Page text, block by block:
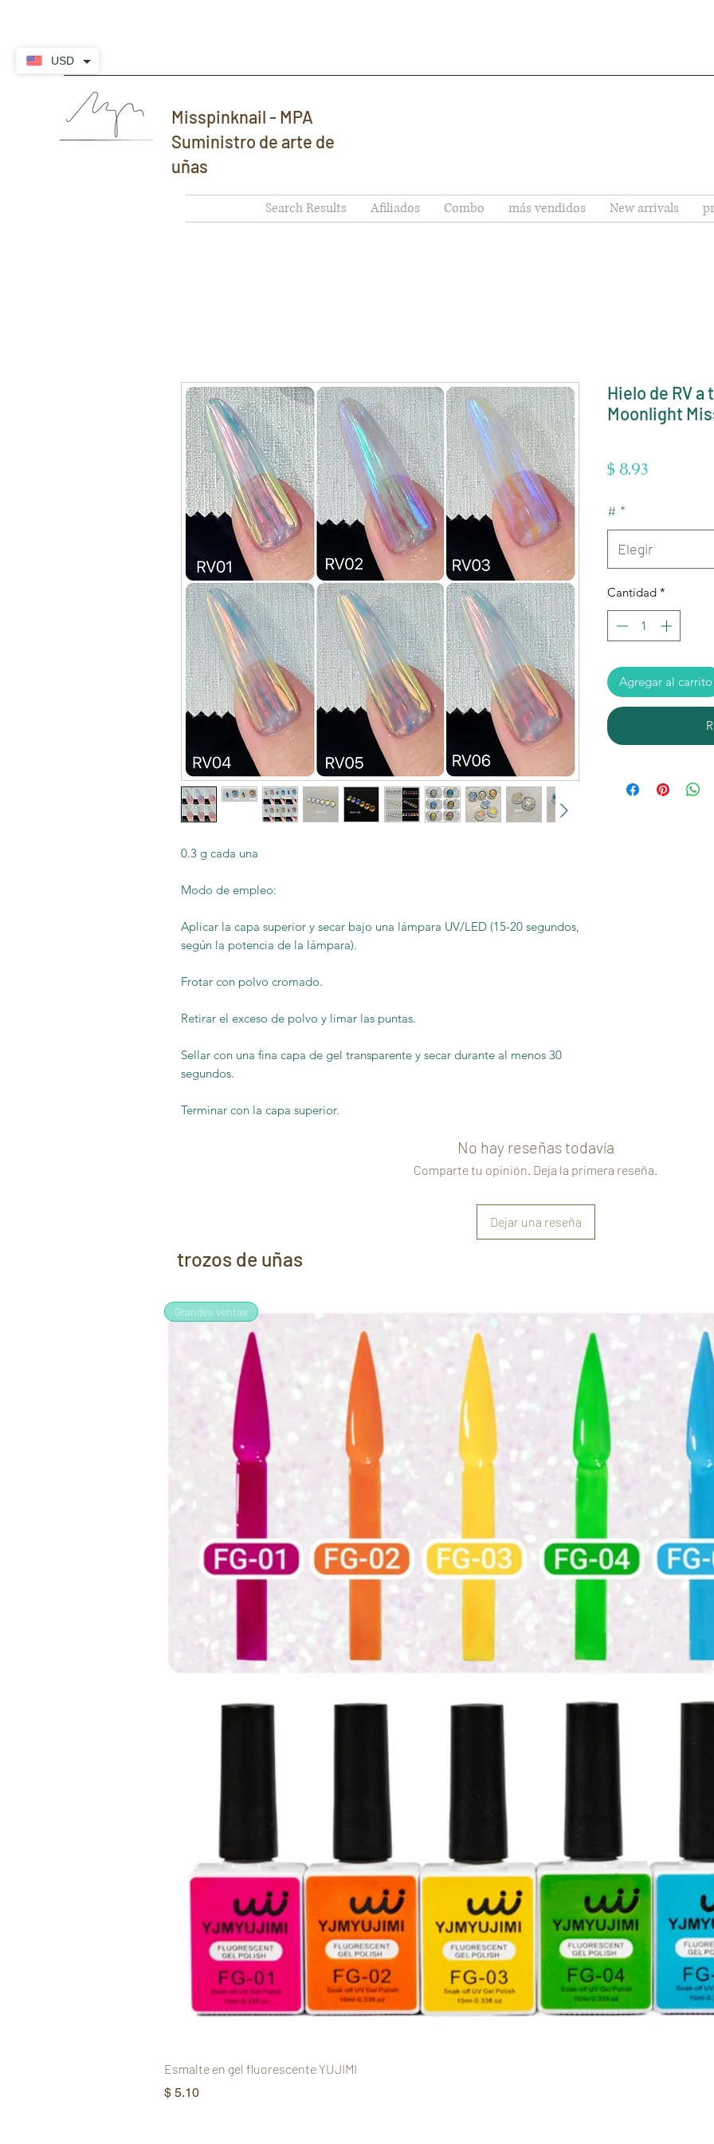
Misspinknail - MPA
Suministro de arte de
uñas
Search Results Afiliados Combo más vendidos New arrivals
0.3 g cada una
Modo de empleo:
Aplicar la capa superior y secar bajo una lámpara UV/LED (15-20 segundos,
según la potencia de la lámpara).
Frotar con polvo cromado.
Retirar el exceso de polvo y limar las puntas.
Sellar con una fina capa de gel transparente y secar durante al menos 30
segundos.
Terminar con la capa superior.
Hielo de RV
Moonlight
$ 8.93
# *
Elegir
Cantidad *
Agregar al carrito
No hay reseñas todavía
Comparte tu opinión. Deja la primera reseña.
Dejar una reseña
trozos de uñas
Grandes ventas
Esmalte en gel fluorescente YUJIMI
Precio
$ 5.10
USD